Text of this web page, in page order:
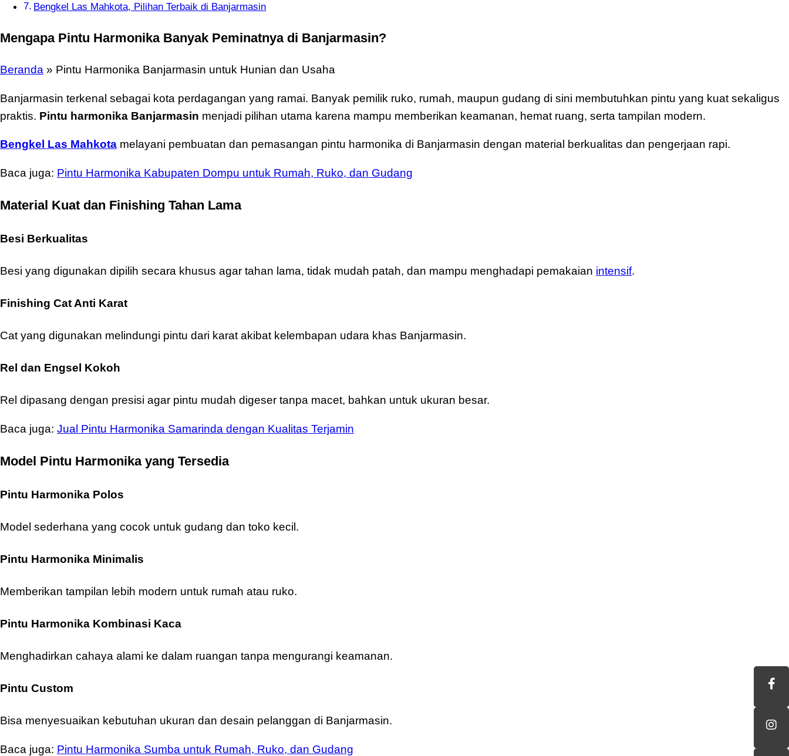
Bengkel Las Mahkota, Pilihan Terbaik di Banjarmasin
Mengapa Pintu Harmonika Banyak Peminatnya di Banjarmasin?
Beranda » Pintu Harmonika Banjarmasin untuk Hunian dan Usaha
Banjarmasin terkenal sebagai kota perdagangan yang ramai. Banyak pemilik ruko, rumah, maupun gudang di sini membutuhkan pintu yang kuat sekaligus
praktis. Pintu harmonika Banjarmasin menjadi pilihan utama karena mampu memberikan keamanan, hemat ruang, serta tampilan modern.
Bengkel Las Mahkota melayani pembuatan dan pemasangan pintu harmonika di Banjarmasin dengan material berkualitas dan pengerjaan rapi.
Baca juga: Pintu Harmonika Kabupaten Dompu untuk Rumah, Ruko, dan Gudang
Material Kuat dan Finishing Tahan Lama
Besi Berkualitas
Besi yang digunakan dipilih secara khusus agar tahan lama, tidak mudah patah, dan mampu menghadapi pemakaian intensif.
Finishing Cat Anti Karat
Cat yang digunakan melindungi pintu dari karat akibat kelembapan udara khas Banjarmasin.
Rel dan Engsel Kokoh
Rel dipasang dengan presisi agar pintu mudah digeser tanpa macet, bahkan untuk ukuran besar.
Baca juga: Jual Pintu Harmonika Samarinda dengan Kualitas Terjamin
Model Pintu Harmonika yang Tersedia
Pintu Harmonika Polos
Model sederhana yang cocok untuk gudang dan toko kecil.
Pintu Harmonika Minimalis
Memberikan tampilan lebih modern untuk rumah atau ruko.
Pintu Harmonika Kombinasi Kaca
Menghadirkan cahaya alami ke dalam ruangan tanpa mengurangi keamanan.
Pintu Custom
Bisa menyesuaikan kebutuhan ukuran dan desain pelanggan di Banjarmasin.
Baca juga: Pintu Harmonika Sumba untuk Rumah, Ruko, dan Gudang